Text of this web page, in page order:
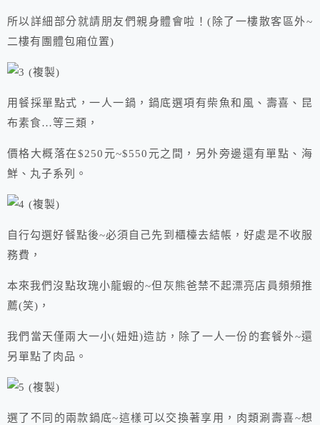
所以詳細部分就請朋友們親身體會啦！(除了一樓散客區外~
二樓有團體包廂位置)
用餐採單點式，一人一鍋，鍋底選項有柴魚和風、壽喜、昆
布素食…等三類，
價格大概落在$250元~$550元之間，另外旁邊還有單點、海
鮮、丸子系列。
自行勾選好餐點後~必須自己先到櫃檯去結帳，好處是不收服
務費，
本來我們沒點玫瑰小龍蝦的~但灰熊爸禁不起漂亮店員頻頻推
薦(笑)，
我們當天僅兩大一小(妞妞)造訪，除了一人一份的套餐外~還
另單點了肉品。
選了不同的兩款鍋底~這樣可以交換著享用，肉類涮壽喜~想